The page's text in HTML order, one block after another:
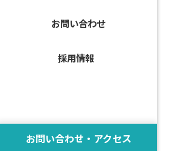
お問い合わせ
採用情報
お問い合わせ・アクセス